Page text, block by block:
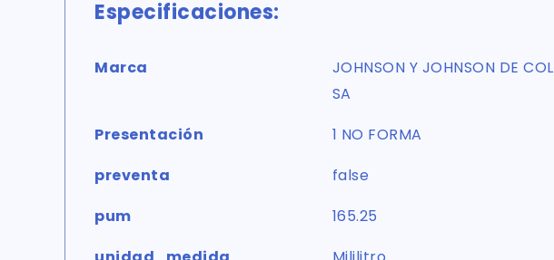
Especificaciones:
Marca
JOHNSON Y JOHNSON DE COL
SA
Presentación
1 NO FORMA
preventa
false
pum
165.25